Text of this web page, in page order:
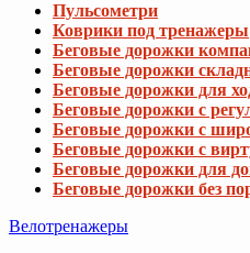
Пульсометри
Коврики под тренажеры
Беговые дорожки
Беговые дорожки
Беговые дорожки для
Беговые дорожки с
Беговые дорожки с
Беговые дорожки с
Беговые дорожки для
Беговые дорожки без
Велотренажеры